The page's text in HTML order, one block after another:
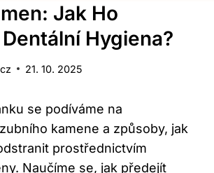
Jak Ho
Hygiena?
21. 10. 2025
se podíváme na
kamene a způsoby, jak
prostřednictvím
Naučíme se, jak předejít